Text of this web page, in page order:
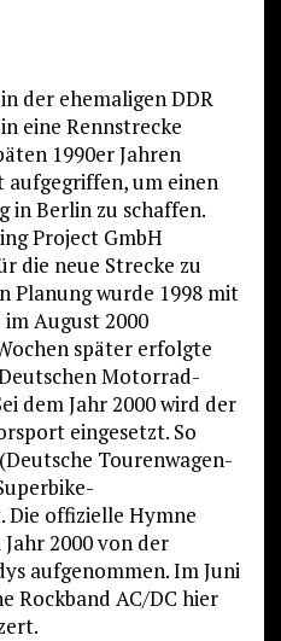
der ehemaligen DDR
eine Rennstrecke
1990er Jahren
aufgegriffen, um einen
in Berlin zu schaffen.
Project GmbH
die neue Strecke zu
Planung wurde 1998 mit
August 2000
später erfolgte
Motorrad-
dem Jahr 2000 wird der
eingesetzt. So
Tourenwagen-
offizielle Hymne
Jahr 2000 von der
aufgenommen. Im Juni
Rockband AC/DC hier